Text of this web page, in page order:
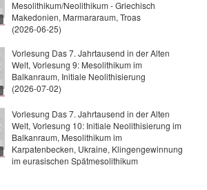
Mesolithikum/Neolithikum - Griechisch
Makedonien, Marmararaum, Troas
(2026-06-25)
Vorlesung Das 7. Jahrtausend in der Alten
Welt, Vorlesung 9: Mesolithikum im
Balkanraum, Initiale Neolithisierung
(2026-07-02)
Vorlesung Das 7. Jahrtausend in der Alten
Welt, Vorlesung 10: Initiale Neolithisierung im
Balkanraum, Mesolithikum im
Karpatenbecken, Ukraine, Klingengewinnung
im eurasischen Spätmesolithikum